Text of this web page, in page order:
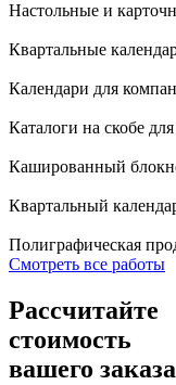
Настольные и
Квартальные
Календари для
Каталоги на скобе
Кашированный
Квартальный
Полиграфическая
Смотреть все работы
Рассчитайте
стоимость
вашего заказа